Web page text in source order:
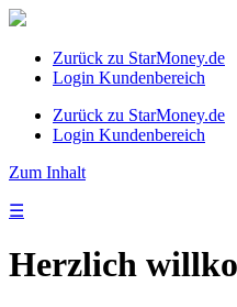
Zurück zu StarMoney.de
Login Kundenbereich
Zurück zu StarMoney.de
Login Kundenbereich
Zum Inhalt
☰
Herzlich